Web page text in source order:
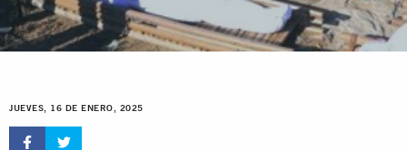
JUEVES, 16 DE ENERO, 2025